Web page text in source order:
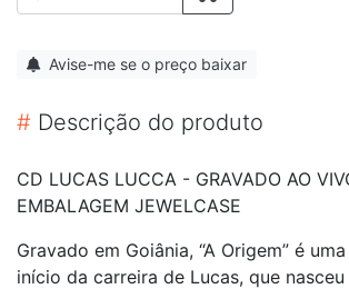
Avise-me se o preço baixar
# Descrição do produto
CD LUCAS LUCCA - GRAVADO AO
EMBALAGEM JEWELCASE
Gravado em Goiânia, “A Origem” é
início da carreira de Lucas, que